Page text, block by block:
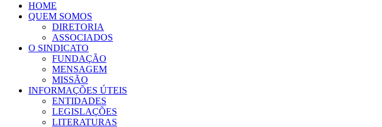
HOME
QUEM SOMOS
DIRETORIA
ASSOCIADOS
O SINDICATO
FUNDAÇÃO
MENSAGEM
MISSÃO
INFORMAÇÕES ÚTEIS
ENTIDADES
LEGISLAÇÕES
LITERATURAS